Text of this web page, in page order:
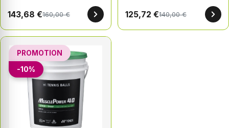
143,68 €160,00 € 125,72 €140,00 €
PROMOTION
-10%